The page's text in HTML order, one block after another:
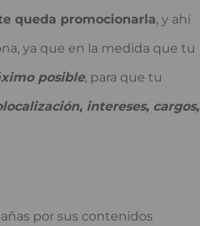
queda promocionarla, y ahí
ya que en la medida que tu
posible, para que tu
intereses, cargos,
por sus contenidos